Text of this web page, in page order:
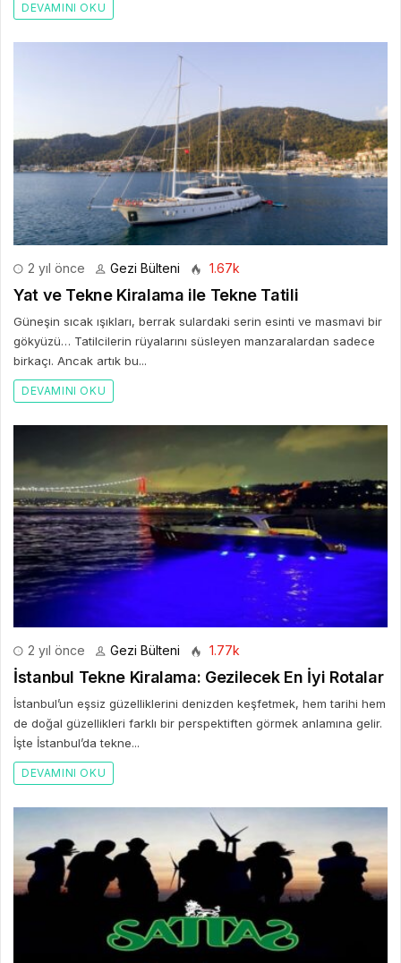
DEVAMINI OKU
2 yıl önce Gezi Bülteni 1.67k
Yat ve Tekne Kiralama ile Tekne Tatili
Güneşin sıcak ışıkları, berrak sulardaki serin esinti ve masmavi bir
gökyüzü… Tatilcilerin rüyalarını süsleyen manzaralardan sadece
birkaçı. Ancak artık bu...
DEVAMINI OKU
2 yıl önce Gezi Bülteni 1.77k
İstanbul Tekne Kiralama: Gezilecek En İyi Rotalar
İstanbul’un eşsiz güzelliklerini denizden keşfetmek, hem tarihi hem
de doğal güzellikleri farklı bir perspektiften görmek anlamına gelir.
İşte İstanbul’da tekne...
DEVAMINI OKU